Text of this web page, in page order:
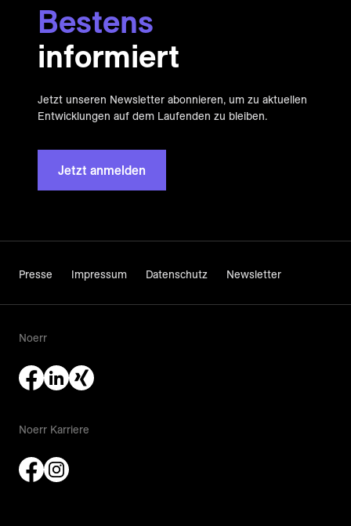
Bestens
informiert
Jetzt unseren Newsletter abonnieren, um zu aktuellen
Entwicklungen auf dem Laufenden zu bleiben.
Jetzt anmelden
Presse Impressum Datenschutz Newsletter
Noerr
Noerr Karriere